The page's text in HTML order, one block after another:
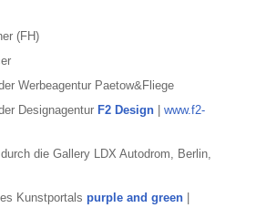
(FH)
Werbeagentur Paetow&Fliege
DesignagenturF2 Design | www.f2-
die Gallery LDX Autodrom, Berlin,
Kunstportals purple and green|